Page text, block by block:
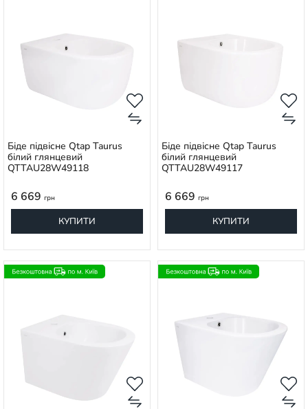
Біде підвісне Qtap Taurus
білий глянцевий
QTTAU28W49118
6 669 грн
КУПИТИ
Біде підвісне Qtap Taurus
білий глянцевий
QTTAU28W49117
6 669 грн
КУПИТИ